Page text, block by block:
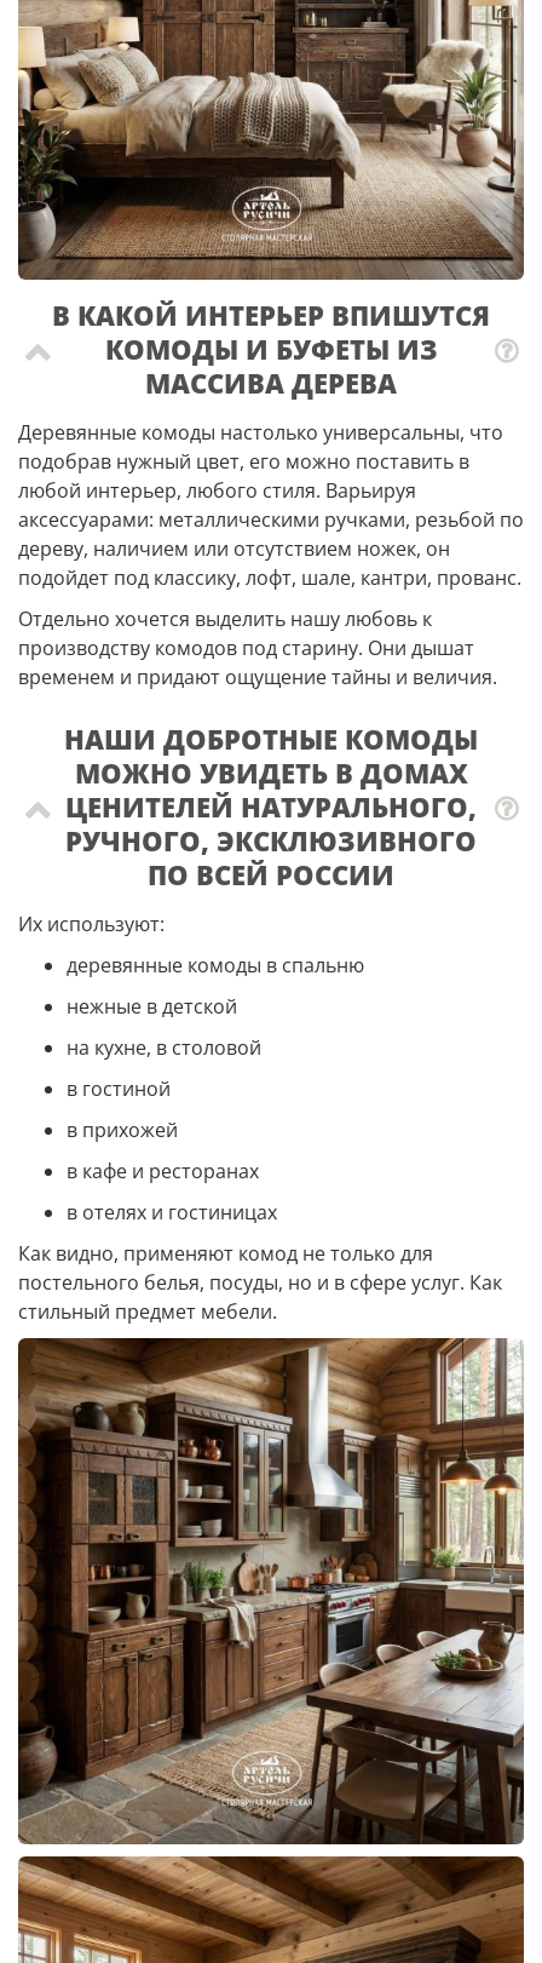
В КАКОЙ ИНТЕРЬЕР ВПИШУТСЯ
КОМОДЫ И БУФЕТЫ ИЗ
МАССИВА ДЕРЕВА
Деревянные комоды настолько универсальны, что
подобрав нужный цвет, его можно поставить в
любой интерьер, любого стиля. Варьируя
аксессуарами: металлическими ручками, резьбой по
дереву, наличием или отсутствием ножек, он
подойдет под классику, лофт, шале, кантри, прованс.
Отдельно хочется выделить нашу любовь к
производству комодов под старину. Они дышат
временем и придают ощущение тайны и величия.
НАШИ ДОБРОТНЫЕ КОМОДЫ
МОЖНО УВИДЕТЬ В ДОМАХ
ЦЕНИТЕЛЕЙ НАТУРАЛЬНОГО,
РУЧНОГО, ЭКСКЛЮЗИВНОГО
ПО ВСЕЙ РОССИИ
Их используют:
деревянные комоды в спальню
нежные в детской
на кухне, в столовой
в гостиной
в прихожей
в кафе и ресторанах
в отелях и гостиницах
Как видно, применяют комод не только для
постельного белья, посуды, но и в сфере услуг. Как
стильный предмет мебели.